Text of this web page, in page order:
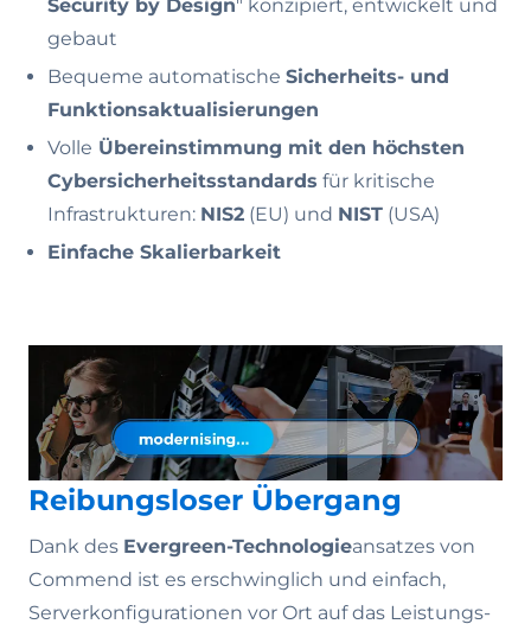
Security by Design" konzipiert, entwickelt und
gebaut
Bequeme automatische Sicherheits- und
Funktionsaktualisierungen
Volle Übereinstimmung mit den höchsten
Cybersicherheitsstandards für kritische
Infrastrukturen: NIS2 (EU) und NIST (USA)
Einfache Skalierbarkeit
Reibungsloser Übergang
Dank des Evergreen-Technologieansatzes von
Commend ist es erschwinglich und einfach,
Serverkonfigurationen vor Ort auf das Leistungs-